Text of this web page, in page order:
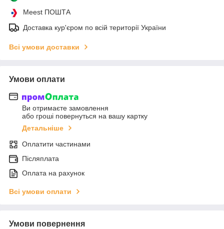
Meest ПОШТА
Доставка кур'єром по всій території України
Всі умови доставки
Умови оплати
Ви отримаєте замовлення
або гроші повернуться на вашу картку
Детальніше
Оплатити частинами
Післяплата
Оплата на рахунок
Всі умови оплати
Умови повернення